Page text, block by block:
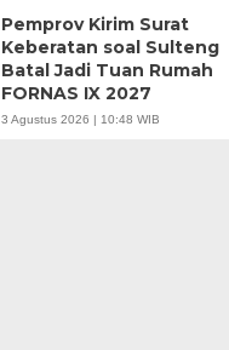
Pemprov Kirim Surat
Keberatan soal Sulteng
Batal Jadi Tuan Rumah
FORNAS IX 2027
3 Agustus 2026 | 10:48 WIB